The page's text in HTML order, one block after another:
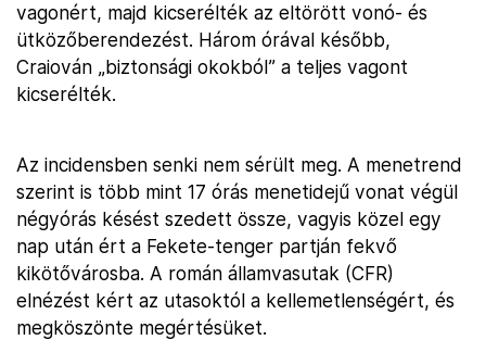
vagonért, majd kicserélték az eltörött vonó- és
ütközőberendezést. Három órával később,
Craiován „biztonsági okokból” a teljes vagont
kicserélték.
Az incidensben senki nem sérült meg. A menetrend
szerint is több mint 17 órás menetidejű vonat végül
négyórás késést szedett össze, vagyis közel egy
nap után ért a Fekete-tenger partján fekvő
kikötővárosba. A román államvasutak (CFR)
elnézést kért az utasoktól a kellemetlenségért, és
megköszönte megértésüket.